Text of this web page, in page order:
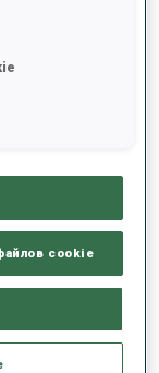
21
cookie